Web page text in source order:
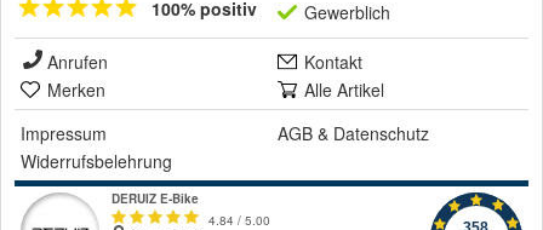
100% positiv
Gewerblich
Anrufen
Kontakt
Merken
Alle Artikel
Impressum
AGB & Datenschutz
Widerrufsbelehrung